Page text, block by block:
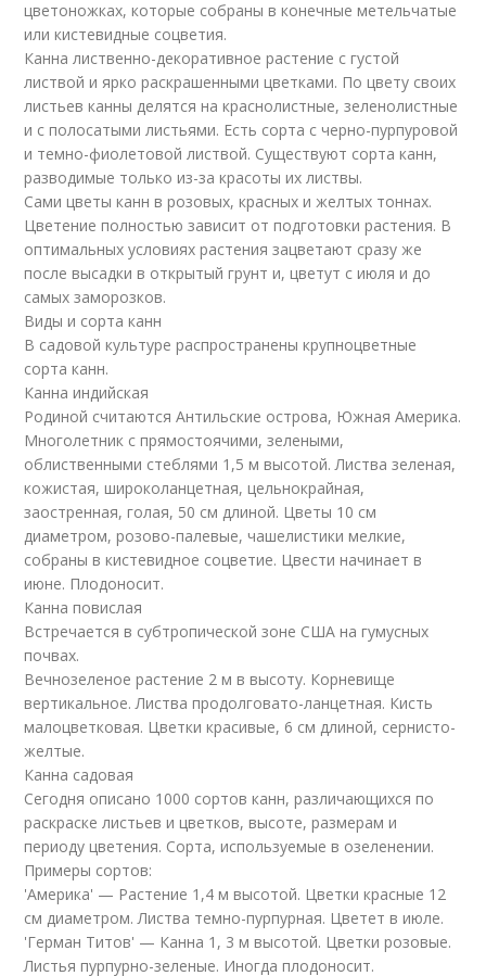
цветоножках, которые собраны в конечные метельчатые
или кистевидные соцветия.
Канна лиственно-декоративное растение с густой
листвой и ярко раскрашенными цветками. По цвету своих
листьев канны делятся на краснолистные, зеленолистные
и с полосатыми листьями. Есть сорта с черно-пурпуровой
и темно-фиолетовой листвой. Существуют сорта канн,
разводимые только из-за красоты их листвы.
Сами цветы канн в розовых, красных и желтых тоннах.
Цветение полностью зависит от подготовки растения. В
оптимальных условиях растения зацветают сразу же
после высадки в открытый грунт и, цветут с июля и до
самых заморозков.
Виды и сорта канн
В садовой культуре распространены крупноцветные
сорта канн.
Канна индийская
Родиной считаются Антильские острова, Южная Америка.
Многолетник с прямостоячими, зелеными,
облиственными стеблями 1,5 м высотой. Листва зеленая,
кожистая, широколанцетная, цельнокрайная,
заостренная, голая, 50 см длиной. Цветы 10 см
диаметром, розово-палевые, чашелистики мелкие,
собраны в кистевидное соцветие. Цвести начинает в
июне. Плодоносит.
Канна повислая
Встречается в субтропической зоне США на гумусных
почвах.
Вечнозеленое растение 2 м в высоту. Корневище
вертикальное. Листва продолговато-ланцетная. Кисть
малоцветковая. Цветки красивые, 6 см длиной, сернисто-
желтые.
Канна садовая
Сегодня описано 1000 сортов канн, различающихся по
раскраске листьев и цветков, высоте, размерам и
периоду цветения. Сорта, используемые в озеленении.
Примеры сортов:
'Америка' — Растение 1,4 м высотой. Цветки красные 12
см диаметром. Листва темно-пурпурная. Цветет в июле.
'Герман Титов' — Канна 1, 3 м высотой. Цветки розовые.
Листья пурпурно-зеленые. Иногда плодоносит.